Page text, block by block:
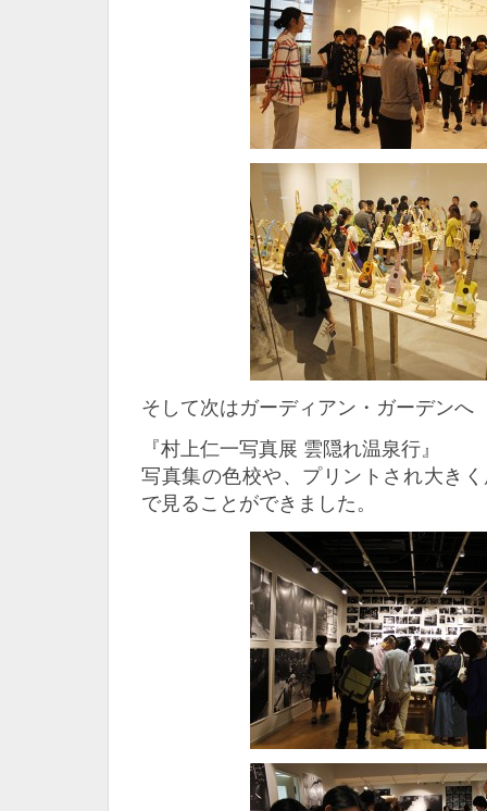
そして次はガーディアン・ガーデンへ
『村上仁一写真展 雲隠れ温泉行』
写真集の色校や、プリントされ大き
で見ることができました。